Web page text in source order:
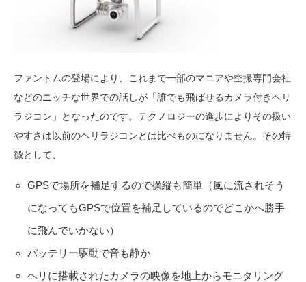
ファントムの登場により、これまで一部のマニアや空撮専門会社
などのニッチな世界での話しが「誰でも飛ばせるカメラ付きヘリ
ラジコン」となったのです。テクノロジーの進歩によりその扱い
やすさは以前のヘリラジコンとは比べものになりません。その特
徴として、
GPSで場所を補足するので操縦も簡単（風に流されそう
になってもGPSで位置を補足しているのでどこかへ勝手
に飛んでいかない）
バッテリー駆動で音も静か
ヘリに搭載されたカメラの映像を地上からモニタリング